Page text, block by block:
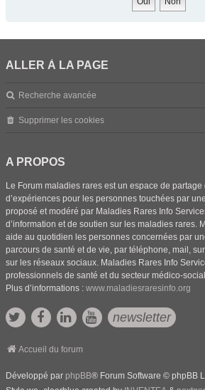
ALLER À LA PAGE
Recherche avancée
Supprimer les cookies
A PROPOS
Le Forum maladies rares est un espace de partage
d’expériences pour les personnes touchées par
proposé et modéré par Maladies Rares Info
d’information et de soutien sur les maladies rares.
aide au quotidien les personnes concernées par
parcours de santé et de vie, par téléphone, mail,
sur les réseaux sociaux. Maladies Rares Info
professionnels de santé et du secteur médico-
Plus d’informations : www.maladiesraresinfo.org
newsletter
Accueil du forum
Développé par phpBB® Forum Software © phpBB